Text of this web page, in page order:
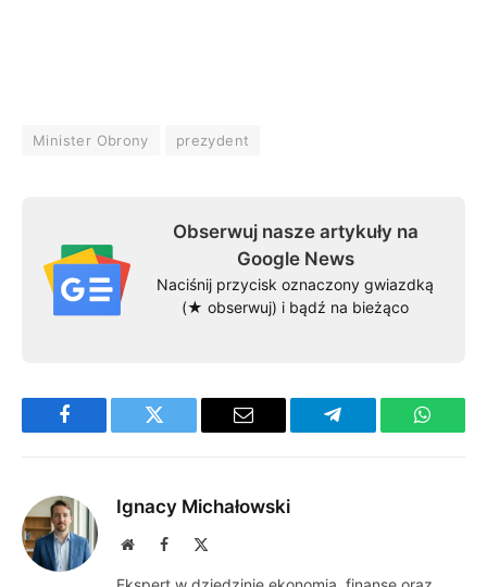
Minister Obrony prezydent
Obserwuj nasze artykuły na
Google News
Naciśnij przycisk oznaczony gwiazdką
(★ obserwuj) i bądź na bieżąco
Facebook Twitter Email Telegram
Ignacy Michałowski
WebsiteFacebook